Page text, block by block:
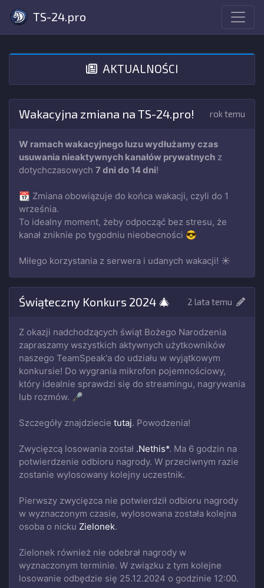
TS-24.pro
AKTUALNOŚCI
Wakacyjna zmiana na TS-24.pro! rok temu
W ramach wakacyjnego luzu wydłużamy czas
usuwania nieaktywnych kanałów prywatnych z
dotychczasowych 7 dni do 14 dni!
📆 Zmiana obowiązuje do końca wakacji, czyli do 1
września.
To idealny moment, żeby odpocząć bez stresu, że
kanał zniknie po tygodniu nieobecności 😎
Miłego korzystania z serwera i udanych wakacji! ☀️
Świąteczny Konkurs 2024 🎄 2 lata temu
Z okazji nadchodzących świąt Bożego Narodzenia
zapraszamy wszystkich aktywnych użytkowników
naszego TeamSpeak'a do udziału w wyjątkowym
konkursie! Do wygrania mikrofon pojemnościowy,
który idealnie sprawdzi się do streamingu, nagrywania
lub rozmów. 🎤
Szczegóły znajdziecie tutaj. Powodzenia!
Zwycięzcą losowania został .Nethis*. Ma 6 godzin na
potwierdzenie odbioru nagrody. W przeciwnym razie
zostanie wylosowany kolejny uczestnik.
Pierwszy zwycięzca nie potwierdził odbioru nagrody
w wyznaczonym czasie, wylosowana została kolejna
osoba o nicku Zielonek.
Zielonek również nie odebrał nagrody w
wyznaczonym terminie. W związku z tym kolejne
losowanie odbędzie się 25.12.2024 o godzinie 12:00.